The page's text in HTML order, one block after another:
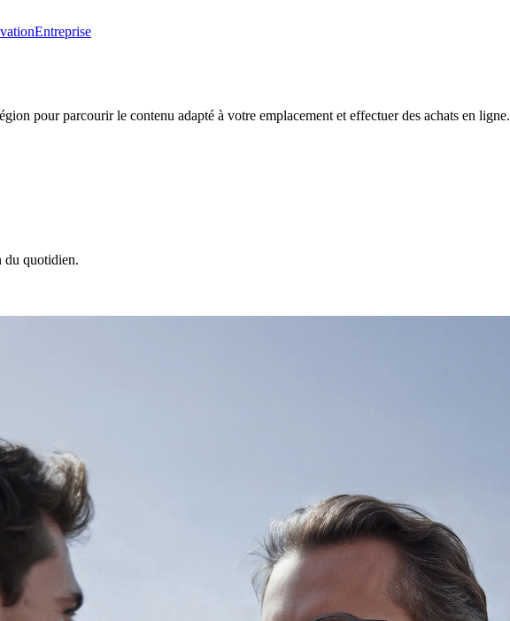
Entreprise
pour parcourir le contenu adapté à votre emplacement et effectuer des achats en ligne.
du quotidien.